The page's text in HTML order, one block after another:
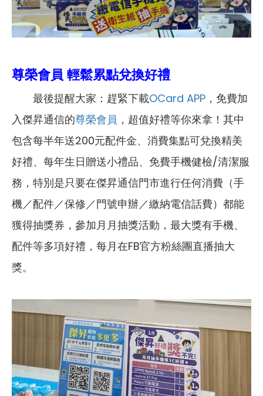
尊榮會員 輕鬆累點兌換好禮
最後提醒大家：趕緊下載OCard APP ，免費加
入傑昇通信的尊榮會員 ，超值好禮等你來拿！其中
包含每半年送200元配件金、消費集點可兌換精美
好禮、每年生日贈送小禮品、免費手機健檢/清潔服
務，特別是只要在傑昇通信門市進行任何消費（手
機／配件／保修／門號申辦／繳納電信話費）都能
獲得抽獎券，參加月月抽獎活動，最大獎有手機、
配件等多項好禮，每月在FB官方粉絲團直播抽大
獎。